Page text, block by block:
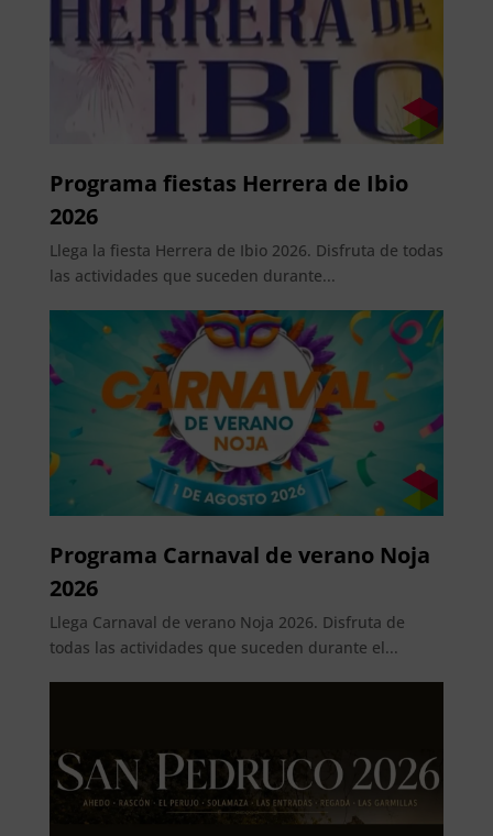
Programa fiestas Herrera de Ibio
2026
Llega la fiesta Herrera de Ibio 2026. Disfruta de todas
las actividades que suceden durante...
Programa Carnaval de verano Noja
2026
Llega Carnaval de verano Noja 2026. Disfruta de
todas las actividades que suceden durante el...